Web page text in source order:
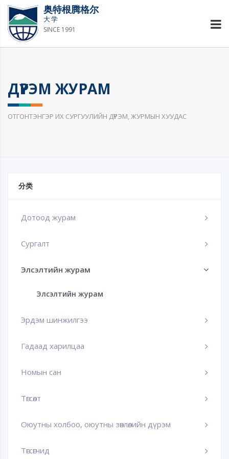
奥特根腾格尔
大学
SINCE 1991
ДҮРЭМ ЖУРАМ
ОТГОНТЭНГЭР ИХ СУРГУУЛИЙН ДҮРЭМ, ЖУРМЫН ХУУДАС
分类
Дотоод журам
Сургалт
Элсэлтийн журам
Элсэлтийн журам
Эрдэм шинжилгээ
Гадаад харилцаа
Номын сан
Төгсөлт
Оюутны холбоо, оюутны зөвлөлийн дүрэм
Төгсөгчид